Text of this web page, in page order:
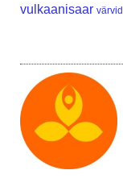
vulkaanisaar värvid